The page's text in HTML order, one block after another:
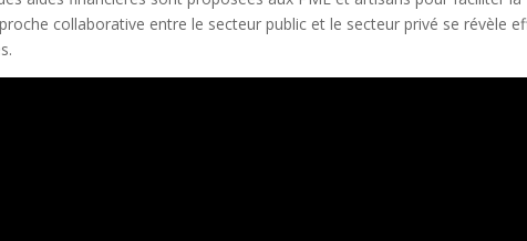
collaborative entre le secteur public et le secteur privé se révèle